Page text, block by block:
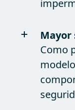
Mayor
Como